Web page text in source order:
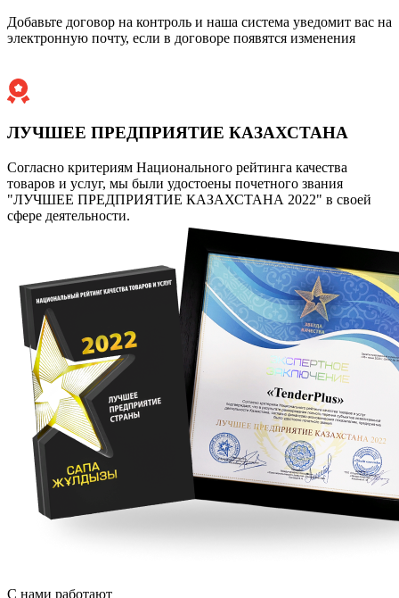
Добавьте договор на контроль и наша система уведомит вас на
электронную почту, если в договоре появятся изменения
ЛУЧШЕЕ ПРЕДПРИЯТИЕ КАЗАХСТАНА
Согласно критериям Национального рейтинга качества
товаров и услуг, мы были удостоены почетного звания
"ЛУЧШЕЕ ПРЕДПРИЯТИЕ КАЗАХСТАНА 2022" в своей
сфере деятельности.
С нами работают